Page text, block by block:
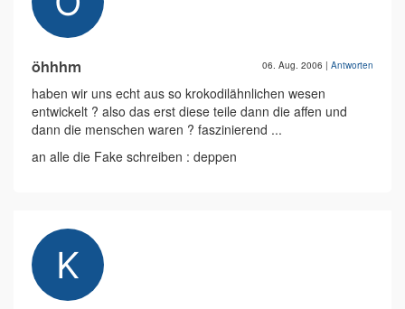
öhhhm 06. Aug. 2006 | Antworten
haben wir uns echt aus so krokodilähnlichen wesen
entwickelt ? also das erst diese teile dann die affen und
dann die menschen waren ? faszinierend ...
an alle die Fake schreiben : deppen